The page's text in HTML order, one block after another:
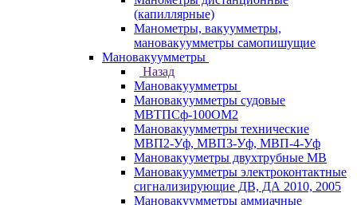
(капиллярные)
Манометры, вакуумметры,
мановакуумметры самопишущие
Мановакуумметры
Назад
Мановакуумметры
Мановакуумметры судовые
МВТПСф-100ОМ2
Мановакуумметры технические
МВП2-Уф, МВП3-Уф, МВП-4-Уф
Мановакууметры двухтрубные МВ
Мановакуумметры электроконтактные
сигнализирующие ДВ, ДА 2010, 2005
Мановакуумметры аммиачные